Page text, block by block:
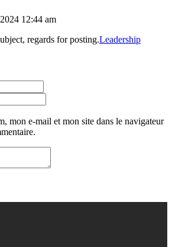
12:44 am
regards for posting.Leadership
mon e-mail et mon site dans le navigateur